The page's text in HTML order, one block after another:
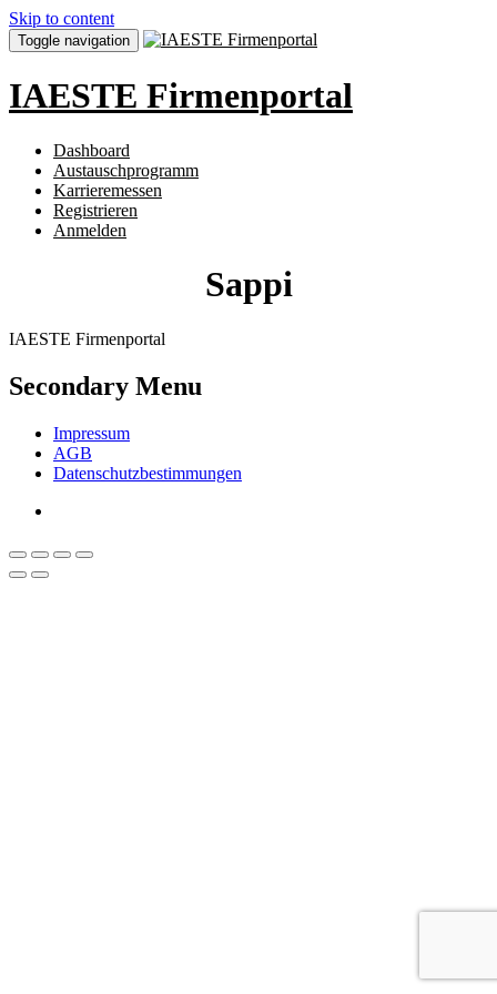
Skip to content
Toggle navigation
IAESTE Firmenportal
Dashboard
Austauschprogramm
Karrieremessen
Registrieren
Anmelden
Sappi
IAESTE Firmenportal
Secondary Menu
Impressum
AGB
Datenschutzbestimmungen